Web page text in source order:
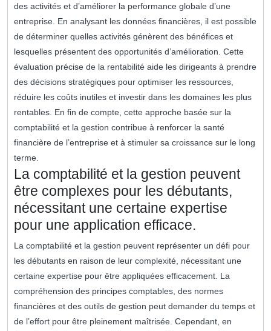
des activités et d’améliorer la performance globale d’une
entreprise. En analysant les données financières, il est possible
de déterminer quelles activités génèrent des bénéfices et
lesquelles présentent des opportunités d’amélioration. Cette
évaluation précise de la rentabilité aide les dirigeants à prendre
des décisions stratégiques pour optimiser les ressources,
réduire les coûts inutiles et investir dans les domaines les plus
rentables. En fin de compte, cette approche basée sur la
comptabilité et la gestion contribue à renforcer la santé
financière de l’entreprise et à stimuler sa croissance sur le long
terme.
La comptabilité et la gestion peuvent
être complexes pour les débutants,
nécessitant une certaine expertise
pour une application efficace.
La comptabilité et la gestion peuvent représenter un défi pour
les débutants en raison de leur complexité, nécessitant une
certaine expertise pour être appliquées efficacement. La
compréhension des principes comptables, des normes
financières et des outils de gestion peut demander du temps et
de l’effort pour être pleinement maîtrisée. Cependant, en